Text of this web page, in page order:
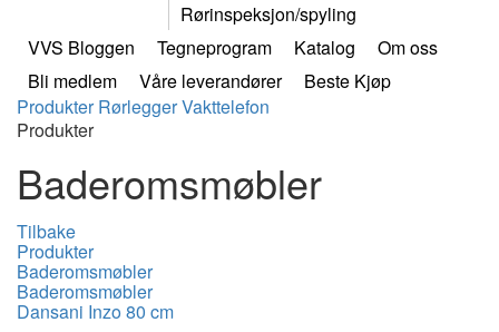
Rørinspeksjon/spyling
VVS Bloggen
Tegneprogram Katalog
Om oss
Bli medlem
Våre leverandører
Beste Kjøp
ProdukterRørleggerVakttelefon
Produkter
Baderomsmøbler
Tilbake
Produkter
Baderomsmøbler
Baderomsmøbler
Dansani Inzo 80 cm